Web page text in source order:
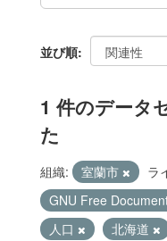
並び順
1 件のデータ
た
組織: 室蘭市
ラ
GNU Free
人口
北海道